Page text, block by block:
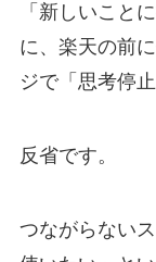
「新しいこと
に、楽天の前
ジで「思考停
反省です。
つながらない